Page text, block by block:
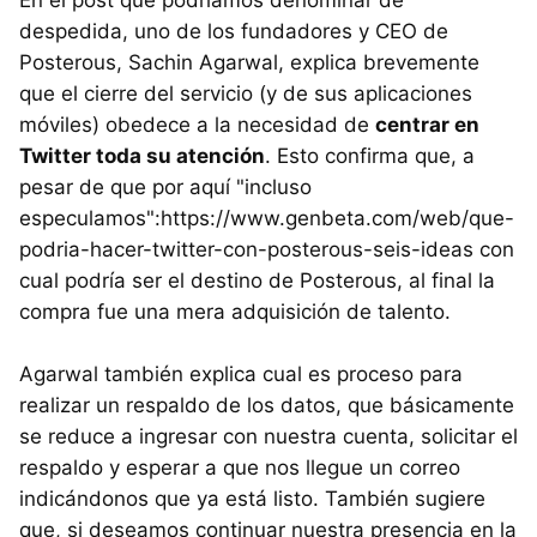
despedida, uno de los fundadores y CEO de
Posterous, Sachin Agarwal, explica brevemente
que el cierre del servicio (y de sus aplicaciones
móviles) obedece a la necesidad de centrar en
Twitter toda su atención. Esto confirma que, a
pesar de que por aquí "incluso
especulamos":https://www.genbeta.com/web/que-
podria-hacer-twitter-con-posterous-seis-ideas con
cual podría ser el destino de Posterous, al final la
compra fue una mera adquisición de talento.
Agarwal también explica cual es proceso para
realizar un respaldo de los datos, que básicamente
se reduce a ingresar con nuestra cuenta, solicitar el
respaldo y esperar a que nos llegue un correo
indicándonos que ya está listo. También sugiere
que, si deseamos continuar nuestra presencia en la